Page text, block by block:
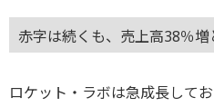
赤字は続くも、売上高38％
ロケット・ラボは急成長して